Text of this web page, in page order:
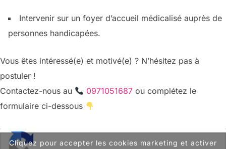
Intervenir sur un foyer d’accueil médicalisé auprès de
personnes handicapées.
Vous êtes intéressé(e) et motivé(e) ? N’hésitez pas à
postuler !
Contactez-nous au
0971051687 ou complétez le
formulaire ci-dessous
Cliquez pour accepter les cookies marketing et activer